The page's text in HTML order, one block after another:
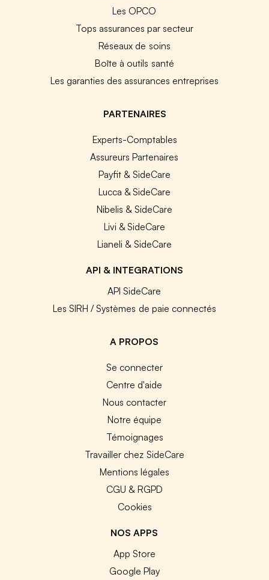
Les OPCO
Tops assurances par secteur
Réseaux de soins
Boîte à outils santé
Les garanties des assurances entreprises
PARTENAIRES
Experts-Comptables
Assureurs Partenaires
Payfit & SideCare
Lucca & SideCare
Nibelis & SideCare
Livi & SideCare
Lianeli & SideCare
API & INTEGRATIONS
API SideCare
Les SIRH / Systèmes de paie connectés
A PROPOS
Se connecter
Centre d'aide
Nous contacter
Notre équipe
Témoignages
Travailler chez SideCare
Mentions légales
CGU & RGPD
Cookies
NOS APPS
App Store
Google Play